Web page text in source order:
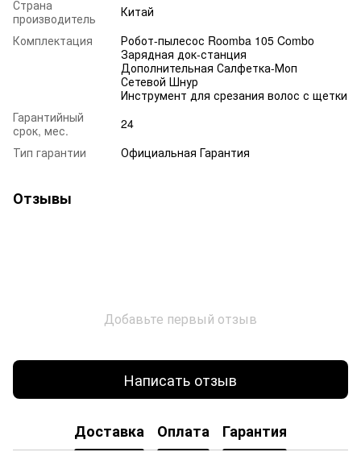
Страна
производитель
Китай
Комплектация
Робот-пылесос Roomba 105 Combo
Зарядная док-станция
Дополнительная Салфетка-Моп
Сетевой Шнур
Инструмент для срезания волос с щетки
Гарантийный
срок, мес.
24
Тип гарантии
Официальная Гарантия
Отзывы
Добавьте первый отзыв
Написать отзыв
Доставка Оплата Гарантия